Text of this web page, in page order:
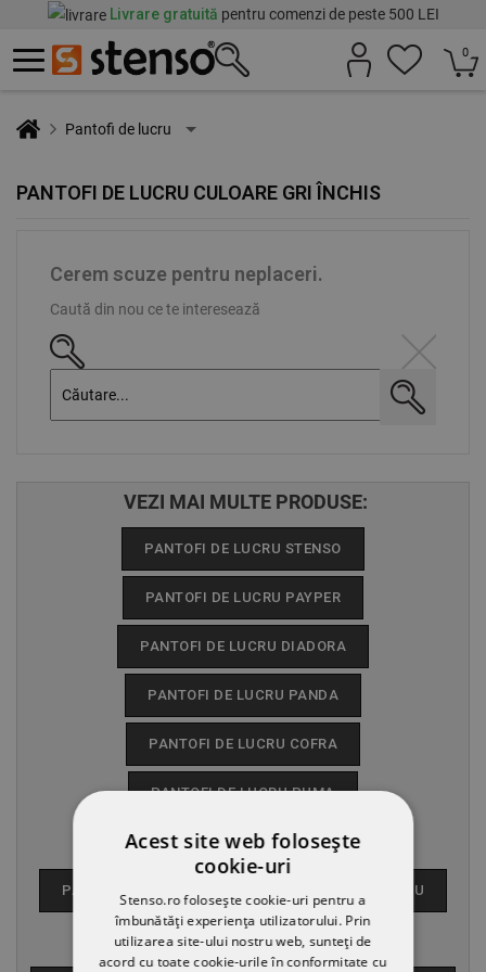
Livrare gratuită pentru comenzi de peste 500 LEI
0
Pantofi de lucru
PANTOFI DE LUCRU CULOARE GRI ÎNCHIS
Cerem scuze pentru neplaceri.
Caută din nou ce te interesează
VEZI MAI MULTE PRODUSE:
PANTOFI DE LUCRU STENSO
PANTOFI DE LUCRU PAYPER
PANTOFI DE LUCRU DIADORA
PANTOFI DE LUCRU PANDA
PANTOFI DE LUCRU COFRA
PANTOFI DE LUCRU PUMA
PANTOFI ȘI SABOȚI DIAN
PANTOFI DE PROTECȚIE BOCANCI DE LUCRU
SANDALE DE PROTECȚIE
Acest site web folosește
cookie-uri
Stenso.ro folosește cookie-uri pentru a
îmbunătăți experiența utilizatorului. Prin
utilizarea site-ului nostru web, sunteți de
acord cu toate cookie-urile în conformitate cu